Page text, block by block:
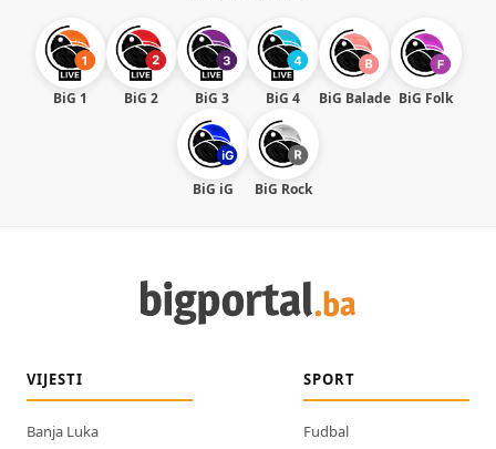
BiG 1 BiG 2 BiG 3 BiG 4 BiG Balade BiG Folk
BiG iG BiG Rock
VIJESTI
Banja Luka
SPORT
Fudbal